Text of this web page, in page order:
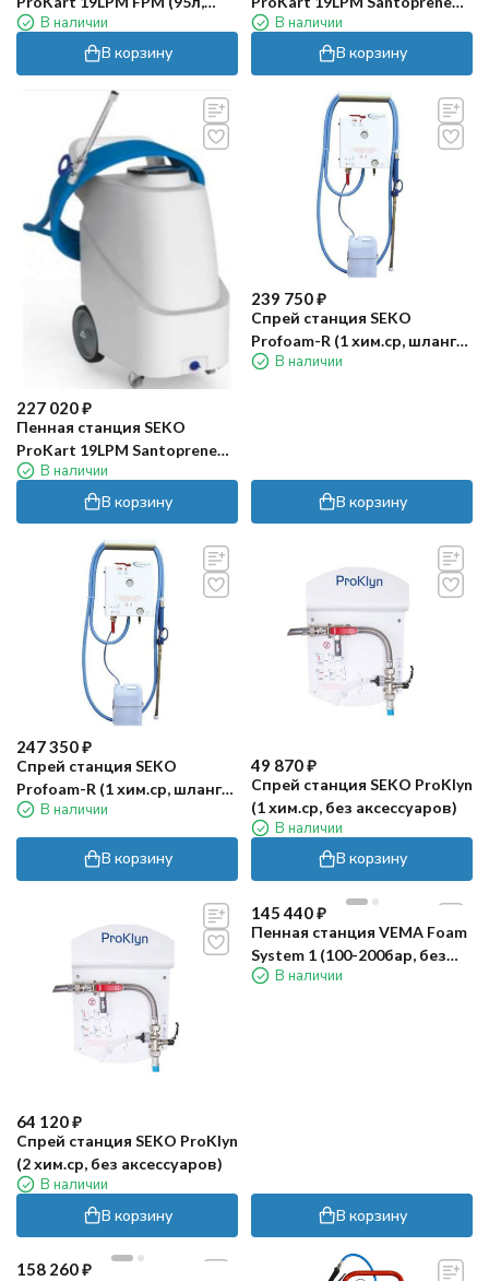
уплотнение EPDM)
В наличии
В корзину
(45л, уплотнение EPDM)
В наличии
В корзину
227 020₽
Пенная станция SEKO
ProKart 19LPM Santoprene
(115л, уплотнение EPDM)
В наличии
В корзину
239 750₽
Спрей станция SEKO
Profoam-R (1 хим.ср, шланг
15м)В наличии
В корзину
247 350₽
Спрей станция SEKO
Profoam-R (1 хим.ср, шланг
20м)В наличии
В корзину
49 870₽
Спрей станция SEKO ProKlyn
(1 хим.ср, без аксессуаров)
В наличии
В корзину
64 120₽
Спрей станция SEKO ProKlyn
(2 хим.ср, без аксессуаров)
В наличии
В корзину
145 440₽
Пенная станция VEMA Foam
System 1 (100-200бар, без
возд, 1 хим.ср)
В наличии
В корзину
158 260₽